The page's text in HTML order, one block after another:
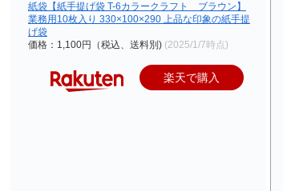
紙袋【紙手提げ袋 T-6カラークラフト ブラウン】
業務用10枚入り 330×100×290 上品な印象の紙手提
げ袋
価格：1,100円（税込、送料別) (2025/1/7時点)
楽天で購入